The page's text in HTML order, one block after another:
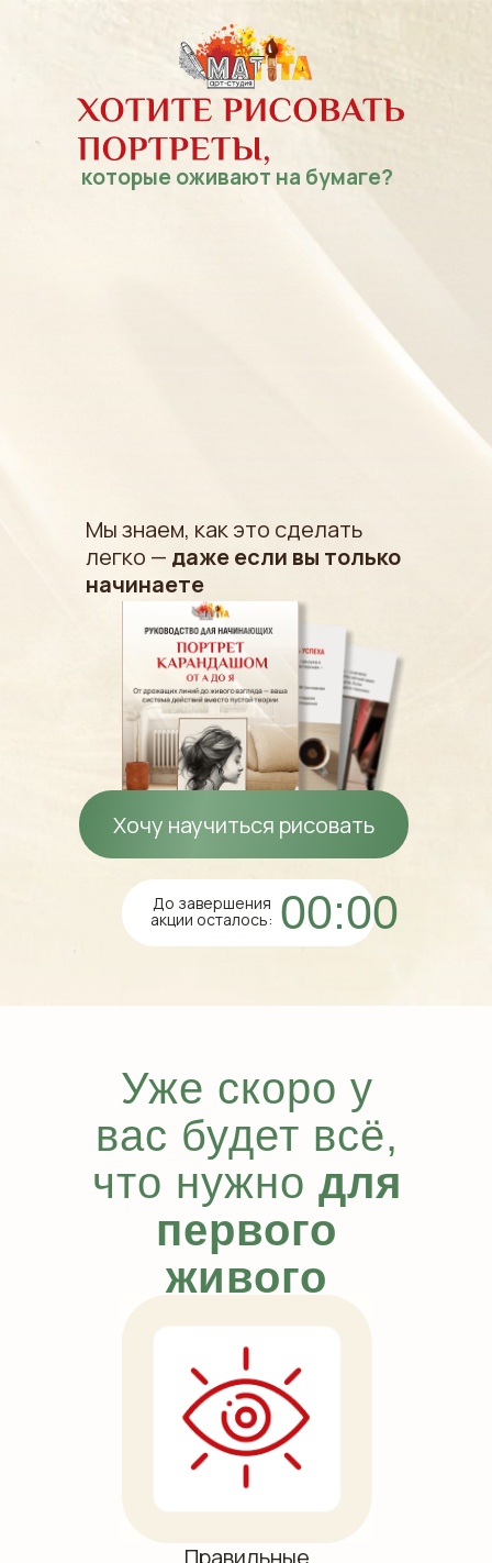
которые оживают на бумаге?
Мы знаем, как это сделать
легко — даже если вы только
начинаете
Хочу научиться рисовать
До завершения
акции осталось: 00:00
Уже скоро у
вас будет всё,
что нужно для
первого
живого
портрета:
Правильные